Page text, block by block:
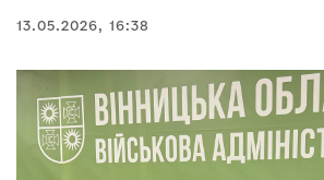
13.05.2026, 16:38